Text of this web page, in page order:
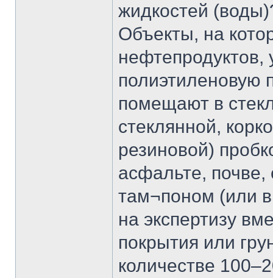
жидкостей
Объекты, на
нефтепродуктов,
полиэтиленовую
помещают в
стеклянной,
резиновой)
асфальте,
там¬поном (или
на экспертизу
покрытия или
количестве